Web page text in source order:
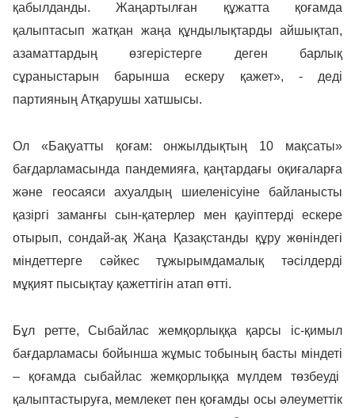
қабылданды. Жаңартылған құжатта қоғамда
қалыптасып жатқан жаңа құндылықтарды айшықтап,
азаматтардың өзгерістерге деген барлық
сұраныстарын барынша ескеру қажет», - деді
партияның Атқарушы хатшысы.
Ол «Бақуатты қоғам: онжылдықтың 10 мақсаты»
бағдарламасында пандемияға, қаңтардағы оқиғаларға
және геосаяси ахуалдың шиеленісуіне байланысты
қазіргі заманғы сын-қатерлер мен қауіптерді ескере
отырып, сондай-ақ Жаңа Қазақстанды құру жөніндегі
міндеттерге сәйкес тұжырымдамалық тәсілдерді
мұқият пысықтау қажеттігін атап өтті.
Бұл ретте, Сыбайлас жемқорлыққа қарсы іс-қимыл
бағдарламасы бойынша жұмыс тобының басты міндеті
– қоғамда сыбайлас жемқорлыққа мүлдем төзбеуді
қалыптастыруға, мемлекет пен қоғамды осы әлеуметтік